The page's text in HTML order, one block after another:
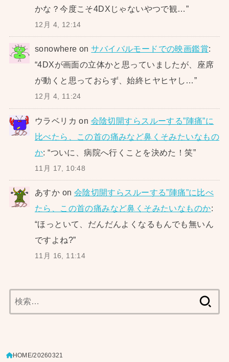
かな？今度こそ4DXじゃないやつで観…”
12月 4, 12:14
sonowhere onサバイバルモードでの映画鑑賞:
“4DXが画面の立体かと思っていましたが、座席
が動くと思っておらず、始終ヒヤヒヤし…”
12月 4, 11:24
ウラベリカ on 会陰切開すらスルーする”陣痛”に
比べたら、この首の痛みなど鼻くそみたいなもの
か: “ついに、病院へ行くことを決めた！笑”
11月 17, 10:48
あすか on 会陰切開すらスルーする”陣痛”に比べ
たら、この首の痛みなど鼻くそみたいなものか:
“ほっといて、だんだんよくなるもんでも無いん
ですよね?”
11月 16, 11:14
索:
HOME 20260321